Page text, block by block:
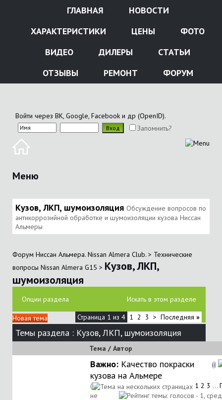
ГЛАВНАЯ
НОВОСТИ
ХАРАКТЕРИСТИКИ
ЦЕНЫ
ФОТО
ВИДЕО
ДИЛЕРЫ
СТАТЬИ
ОТЗЫВЫ
РЕМОНТ ФОРУМ
Войти через ВК, Google, Facebook и др (OpenID).
Запомнить?
Меню
Кузов, ЛКП, шумоизоляция Обсуждение вопросов по
антикоррозийной обработке и шумоизоляции кузова Ниссан
Альмеры
Форум Ниссан Альмера. Nissan Almera Club. > Технические
вопросы Nissan Almera G15 > Кузов, ЛКП,
шумоизоляция
Опции раздела Искать в этом разделе
Новая тема Страница 1 из 4 1 2 3 > Последняя »
Темы раздела : Кузов, ЛКП, шумоизоляция
Тема / Автор
Важно: Качество покраски
кузова на Альмере
( 1 2 3 ...
не